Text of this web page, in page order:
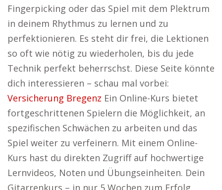
Fingerpicking oder das Spiel mit dem Plektrum
in deinem Rhythmus zu lernen und zu
perfektionieren. Es steht dir frei, die Lektionen
so oft wie nötig zu wiederholen, bis du jede
Technik perfekt beherrschst. Diese Seite könnte
dich interessieren – schau mal vorbei:
Versicherung Bregenz Ein Online-Kurs bietet
fortgeschrittenen Spielern die Möglichkeit, an
spezifischen Schwächen zu arbeiten und das
Spiel weiter zu verfeinern. Mit einem Online-
Kurs hast du direkten Zugriff auf hochwertige
Lernvideos, Noten und Übungseinheiten. Dein
Gitarrenkurs – in nur 5 Wochen zum Erfolg